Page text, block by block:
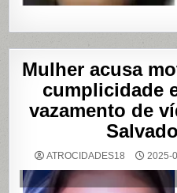
Mulher acusa
cumplicidade
vazamento de
ATROCIDADES18 2025-